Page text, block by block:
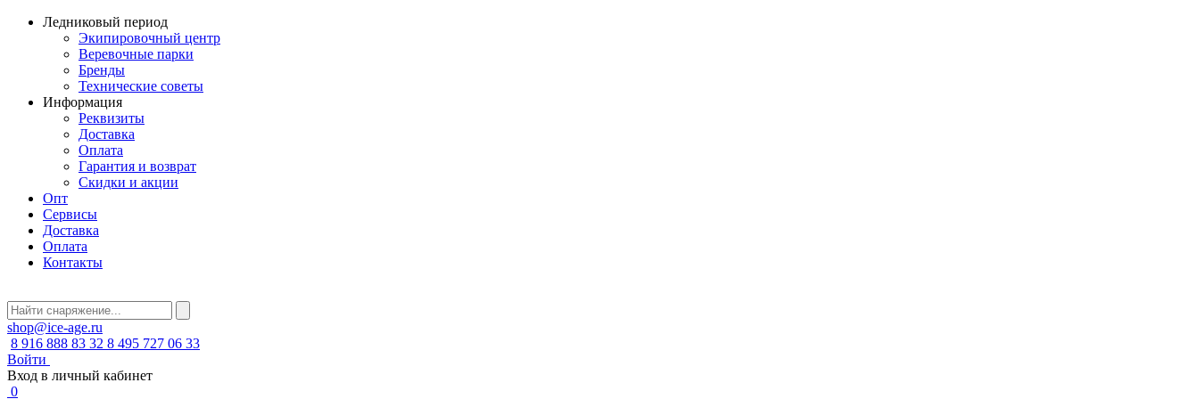
Ледниковый период
Экипировочный центр
Веревочные парки
Бренды
Технические советы
Информация
Реквизиты
Доставка
Оплата
Гарантия и возврат
Скидки и акции
Опт
Сервисы
Доставка
Оплата
Контакты
shop@ice-age.ru
8 916 888 83 32 8 495 727 06 33
Войти
Вход в личный кабинет
0